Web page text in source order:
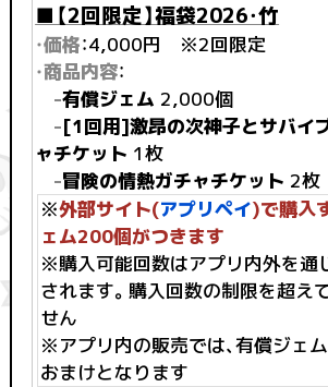
■【2回限定】福袋2026・竹
・価格：4,000円 ※2回限定
・商品内容：
-有償ジェム 2,000個
-[1回用]激昂の次神子とサバイ
ャチケット 1枚
-冒険の情熱ガチャチケット 2枚
※外部サイト(アプリペイ)で購入
ェム200個がつきます
※購入可能回数はアプリ内外を通
されます。購入回数の制限を超え
せん
※アプリ内の販売では、有償ジェ
おまけとなります